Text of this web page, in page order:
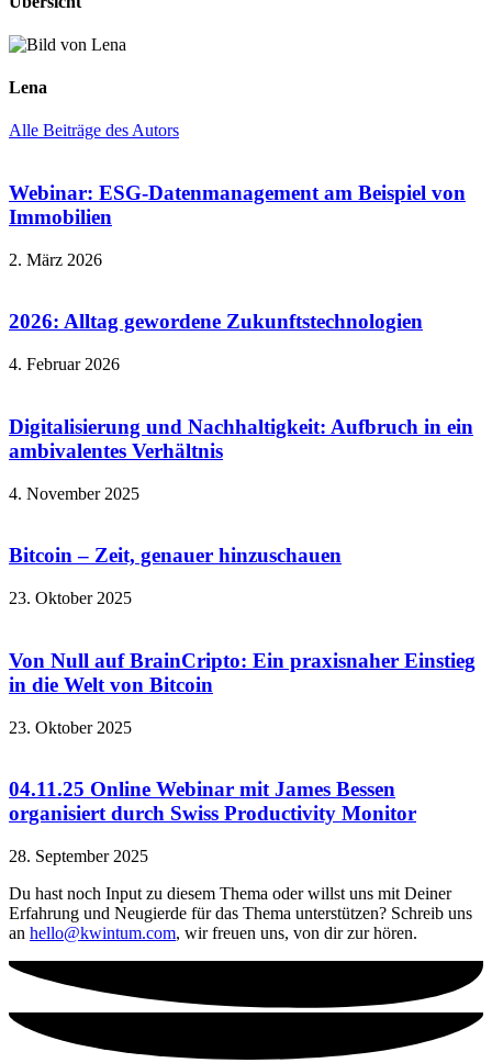
Lena
Alle Beiträge des Autors
Webinar: ESG-Datenmanagement am Beispiel von
Immobilien
2. März 2026
2026: Alltag gewordene Zukunftstechnologien
4. Februar 2026
Digitalisierung und Nachhaltigkeit: Aufbruch in ein
ambivalentes Verhältnis
4. November 2025
Bitcoin – Zeit, genauer hinzuschauen
23. Oktober 2025
Von Null auf BrainCripto: Ein praxisnaher Einstieg
in die Welt von Bitcoin
23. Oktober 2025
04.11.25 Online Webinar mit James Bessen
organisiert durch Swiss Productivity Monitor
28. September 2025
Du hast noch Input zu diesem Thema oder willst uns mit Deiner
Erfahrung und Neugierde für das Thema unterstützen? Schreib uns
an hello@kwintum.com, wir freuen uns, von dir zur hören.